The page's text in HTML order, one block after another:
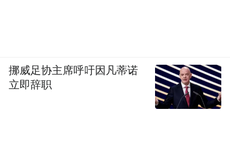
挪威足协主席呼吁因凡蒂诺
立即辞职